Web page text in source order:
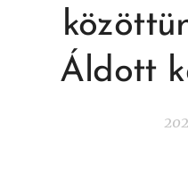
Áldott